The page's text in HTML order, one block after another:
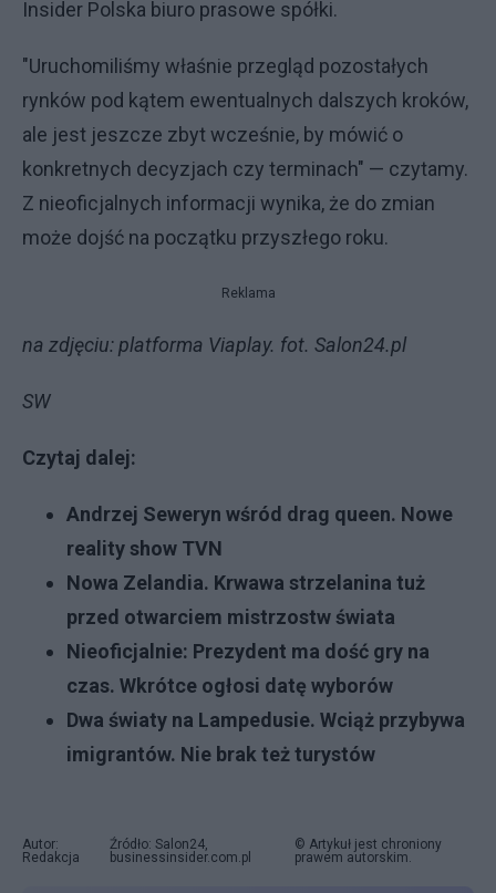
Insider Polska biuro prasowe spółki.
"Uruchomiliśmy właśnie przegląd pozostałych
rynków pod kątem ewentualnych dalszych kroków,
ale jest jeszcze zbyt wcześnie, by mówić o
konkretnych decyzjach czy terminach" — czytamy.
Z nieoficjalnych informacji wynika, że do zmian
może dojść na początku przyszłego roku.
Reklama
na zdjęciu: platforma Viaplay. fot. Salon24.pl
SW
Czytaj dalej:
Andrzej Seweryn wśród drag queen. Nowe
reality show TVN
Nowa Zelandia. Krwawa strzelanina tuż
przed otwarciem mistrzostw świata
Nieoficjalnie: Prezydent ma dość gry na
czas. Wkrótce ogłosi datę wyborów
Dwa światy na Lampedusie. Wciąż przybywa
imigrantów. Nie brak też turystów
Autor:
Redakcja
Źródło: Salon24,
businessinsider.com.pl
© Artykuł jest chroniony
prawem autorskim.